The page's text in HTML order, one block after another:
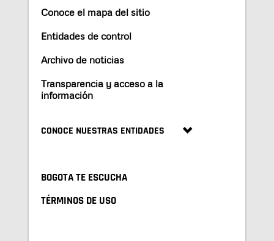
Conoce el mapa del sitio
Entidades de control
Archivo de noticias
Transparencia y acceso a la
información
CONOCE NUESTRAS ENTIDADES
BOGOTA TE ESCUCHA
TÉRMINOS DE USO